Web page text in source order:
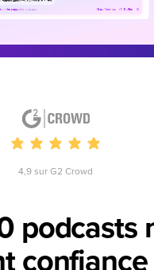
4,9 sur G2 Crowd
podcasts
confiance